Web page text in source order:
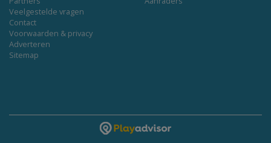
Veelgestelde vragen
Contact
Voorwaarden & privacy
Adverteren
Sitemap